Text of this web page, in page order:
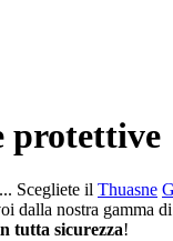
protettive
Scegliete il Thuasne
dalla nostra gamma
tutta sicurezza!